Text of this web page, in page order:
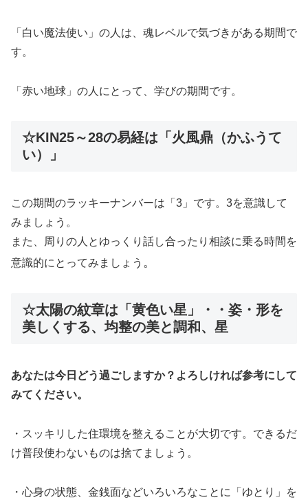
「白い魔法使い」の人は、魂レベルで気づきがある期間で
す。
「赤い地球」の人にとって、学びの期間です。
☆KIN25～28の易経は「火風鼎（かふうて
い）」
この期間のラッキーナンバーは「3」です。3を意識して
みましょう。
また、周りの人とゆっくり話し合ったり相談に乗る時間を
意識的にとってみましょう 。
☆太陽の紋章は「黄色い星」・・姿・形を
美しくする、均整の美と調和、星
あなたは今日どう過ごしますか？よろしければ参考にして
みてください。
・スッキリした住環境を整えることが大切です。できるだ
け普段使わないものは捨てましょう。
・心身の状態、金銭面などいろいろなことに「ゆとり」を